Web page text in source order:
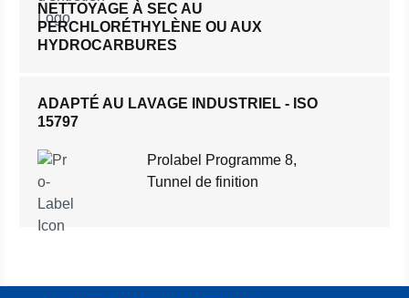
NETTOYAGE À SEC AU
PERCHLORÉTHYLÈNE OU AUX
HYDROCARBURES
ADAPTÉ AU LAVAGE INDUSTRIEL - ISO
15797
Prolabel Programme 8,
Tunnel de finition